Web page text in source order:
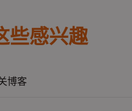
些感兴趣
博客